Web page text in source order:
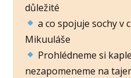
důležité
a co spojuje sochy v
Mikuuláše
Prohlédneme si
nezapomeneme na